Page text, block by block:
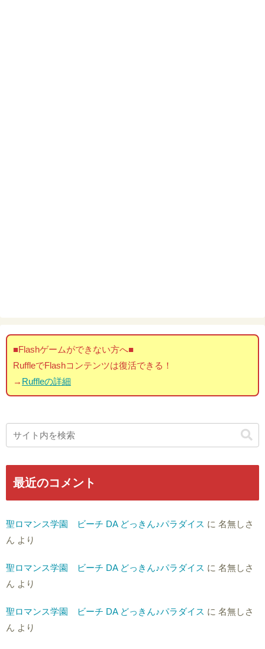
■Flashゲームができない方へ■
RuffleでFlashコンテンツは復活できる！
→ Ruffleの詳細
最近のコメント
聖ロマンス学園 ビーチ DA どっきん♪パラダイス に 名無しさ
ん より
聖ロマンス学園 ビーチ DA どっきん♪パラダイス に 名無しさ
ん より
聖ロマンス学園 ビーチ DA どっきん♪パラダイス に 名無しさ
ん より